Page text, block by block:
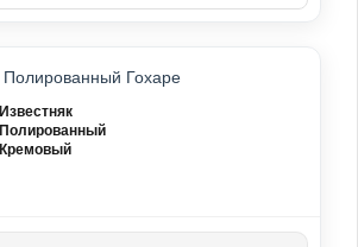
Полированный Гохаре
Известняк
Полированный
Кремовый